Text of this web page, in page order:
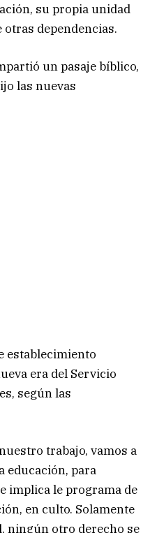
su propia unidad
dependencias.
un pasaje bíblico,
las nuevas
establecimiento
era del Servicio
según las
trabajo, vamos a
educación, para
implica le programa de
en culto. Solamente
ningún otro derecho se